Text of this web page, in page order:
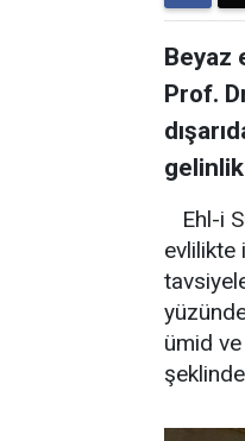
Beyaz
Prof.
Ehl-i
evlilikte
ümid